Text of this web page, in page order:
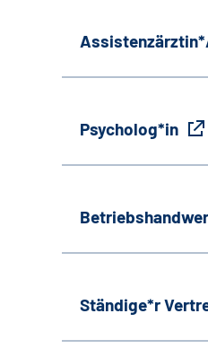
Psycholog*in
Ständige*r